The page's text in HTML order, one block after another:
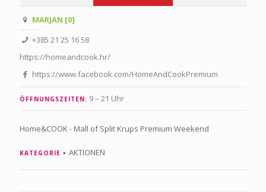
MARJAN [0]
+385 21 25 16 58
https://homeandcook.hr/
https://www.facebook.com/HomeAndCookPremium
ÖFFNUNGSZEITEN: 9 – 21 Uhr
Home&COOK - Mall of Split Krups Premium Weekend
KATEGORIE AKTIONEN